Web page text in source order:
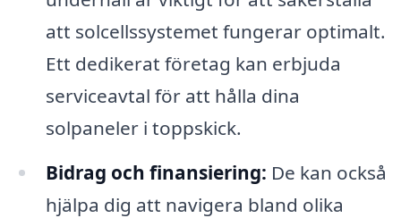
att solcellssystemet fungerar optimalt.
Ett dedikerat företag kan erbjuda
serviceavtal för att hålla dina
solpaneler i toppskick.
Bidrag och finansiering: De kan också
hjälpa dig att navigera bland olika